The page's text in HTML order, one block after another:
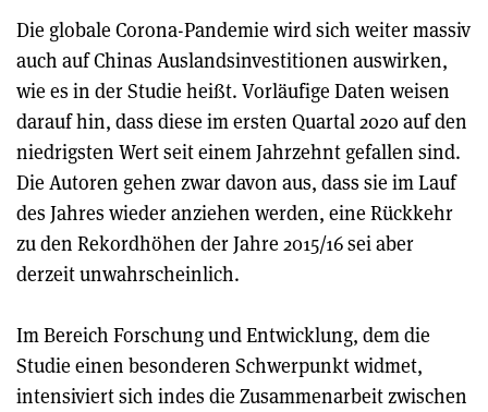
Die globale Corona-Pandemie wird sich weiter massiv
auch auf Chinas Auslandsinvestitionen auswirken,
wie es in der Studie heißt. Vorläufige Daten weisen
darauf hin, dass diese im ersten Quartal 2020 auf den
niedrigsten Wert seit einem Jahrzehnt gefallen sind.
Die Autoren gehen zwar davon aus, dass sie im Lauf
des Jahres wieder anziehen werden, eine Rückkehr
zu den Rekordhöhen der Jahre 2015/16 sei aber
derzeit unwahrscheinlich.
Im Bereich Forschung und Entwicklung, dem die
Studie einen besonderen Schwerpunkt widmet,
intensiviert sich indes die Zusammenarbeit zwischen